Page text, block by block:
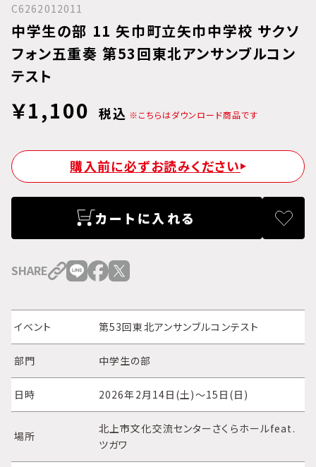
C6262012011
中学生の部 11 矢巾町立矢巾中学校 サクソ
フォン五重奏 第53回東北アンサンブルコン
テスト
￥1,100 税込 ※こちらはダウンロード商品です
購入前に必ずお読みください
カートに入れる
SHARE
イベント 第53回東北アンサンブルコンテスト
部門 中学生の部
日時 2026年2月14日(土)～15日(日)
場所
北上市文化交流センターさくらホールfeat.
ツガワ